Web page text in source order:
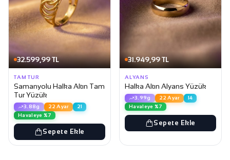
32.599,99 TL
TAM TUR
Samanyolu Halka Altın Tam
Tur Yüzük
3.88g 22 Ayar
21
Havaleye %7
Sepete Ekle
31.949,99 TL
ALYANS
Halka Altın Alyans Yüzük
3.99g 22 Ayar
14
Havaleye %7
Sepete Ekle